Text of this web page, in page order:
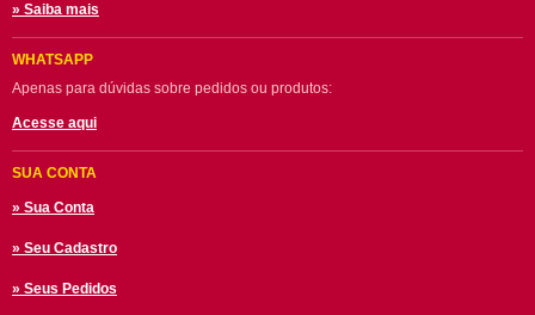
» Saiba mais
WHATSAPP
Apenas para dúvidas sobre pedidos ou produtos:
Acesse aqui
SUA CONTA
» Sua Conta
» Seu Cadastro
» Seus Pedidos